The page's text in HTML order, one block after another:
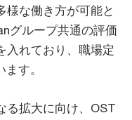
様な働き方が可能と
グループ共通の評価
入れており、職場定
す。
る拡大に向け、OST